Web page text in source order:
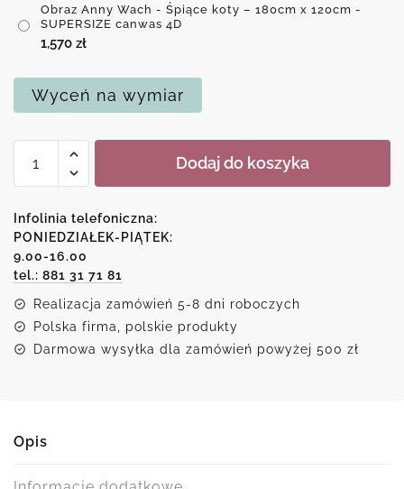
Obraz Anny Wach - Śpiące koty – 180cm x 120cm -
SUPERSIZE canwas 4D
1,570 zł
Wyceń na wymiar
Obraz
Wach
-
Śpiące
koty
Dodaj do koszyka
Infolinia telefoniczna:
PONIEDZIAŁEK-PIĄTEK:
9.00-16.00
tel.: 881 31 71 81
Realizacja zamówień 5-8 dni roboczych
Polska firma, polskie produkty
Darmowa wysyłka dla zamówień powyżej 500 zł
Opis